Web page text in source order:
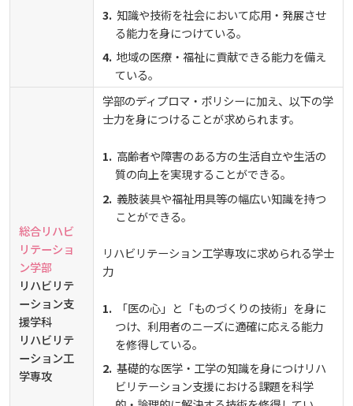
知識や技術を社会において応用・発展させ
る能力を身につけている。
地域の医療・福祉に貢献できる能力を備え
ている。
総合リハビ
リテーショ
ン学部
リハビリテ
ーション支
援学科
リハビリテ
ーション工
学専攻
学部のディプロマ・ポリシーに加え、以下の学
士力を身につけることが求められます。
高齢者や障害のある方の生活自立や生活の
質の向上を実現することができる。
義肢装具や福祉用具等の幅広い知識を持つ
ことができる。
リハビリテーション工学専攻に求められる学士
力
「医の心」と「ものづくりの技術」を身に
つけ、利用者のニーズに適確に応える能力
を修得している。
基礎的な医学・工学の知識を身につけリハ
ビリテーション支援における課題を科学